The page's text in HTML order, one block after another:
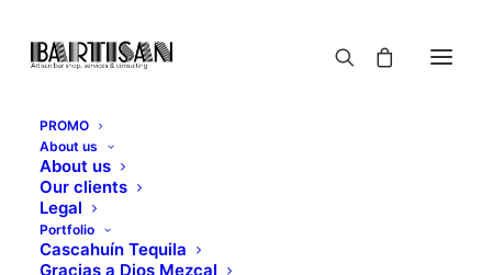
PROMO
About us
About us
Our clients
Legal
Portfolio
Cascahuín Tequila
Gracias a Dios Mezcal